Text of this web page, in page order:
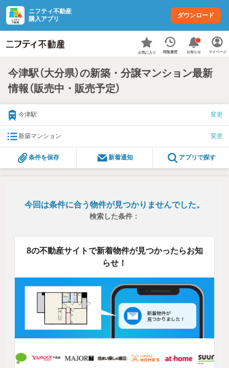
ニフティ不動産
購入アプリ
ダウンロード
お気に入り 閲覧履歴 お知らせ マイページ
今津駅（大分県）の新築・分譲マンション最新
情報（販売中・販売予定）
今津駅 変更
新築マンション 変更
条件を保存 新着通知 アプリで探す
今回は条件に合う物件が見つかりませんでした。
検索した条件：
8の不動産サイトで新着物件が見つかったらお知
らせ！